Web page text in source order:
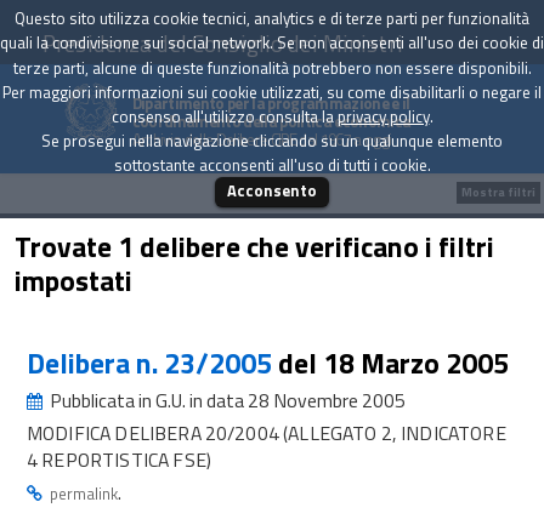
Presidenza del Consiglio dei Ministri
Dipartimento per la programmazione e il
coordinamento della politica economica
Archivio delle Delibere CIPE dal 1967 a oggi
Trovate 1 delibere che verificano i filtri
impostati
Delibera n. 23/2005 del 18 Marzo 2005
Pubblicata in G.U. in data 28 Novembre 2005
MODIFICA DELIBERA 20/2004 (ALLEGATO 2, INDICATORE
4 REPORTISTICA FSE)
permalink.
Mostra filtri
Questo sito utilizza cookie tecnici, analytics e di terze parti per funzionalità
quali la condivisione sui social network. Se non acconsenti all'uso dei cookie di
terze parti, alcune di queste funzionalità potrebbero non essere disponibili.
Per maggiori informazioni sui cookie utilizzati, su come disabilitarli o negare il
consenso all'utilizzo consulta laprivacy policy.
Se prosegui nella navigazione cliccando su un qualunque elemento
sottostante acconsenti all'uso di tutti i cookie.
Acconsento